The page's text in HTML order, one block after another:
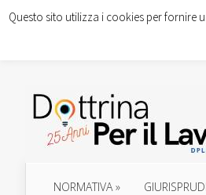
NORMATIVA»
Questo sito utilizza i cookies per fornire